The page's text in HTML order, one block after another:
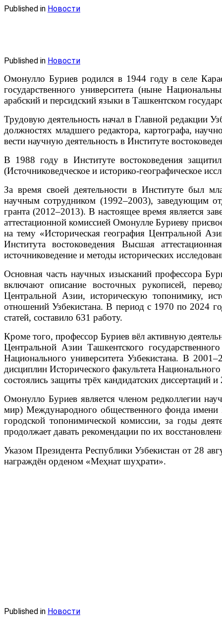
Published in Новости
Published in Новости
Омонулло Буриев родился в 1944 году в селе
государственного университета (ныне
арабский и персидский языки в Ташкентском
Трудовую деятельность начал в Главной редакции
должностях младшего редактора, картографа,
вести научную деятельность в Институте
В 1988 году в Институте востоковедения
(Источниковедческое и историко-географическое
За время своей деятельности в Институте был
научным сотрудником (1992–2003), заведующим
гранта (2012–2013). В настоящее время является
аттестационной комиссией Омонулле Буриеву
на тему «Историческая география Центральной
Института востоковедения Высшая
источниковедение и методы исторических
Основная часть научных изысканий профессора
включают описание восточных рукописей,
Центральной Азии, историческую топонимику,
отношений Узбекистана. В период с 1970 по 2024
статей, составило 631 работу.
Кроме того, профессор Буриев вёл активную
Центральной Азии Ташкентского
Национального университета Узбекистана. В
дисциплин Исторического факультета
состоялись защиты трёх кандидатских диссертаций и
Омонулло Буриев является членом редколлегии
мир) Международного общественного фонда имени
городской топонимической комиссии, за годы
продолжает давать рекомендации по их
Указом Президента Республики Узбекистан от 28
награждён орденом «Меҳнат шуҳрати».
Published in Новости